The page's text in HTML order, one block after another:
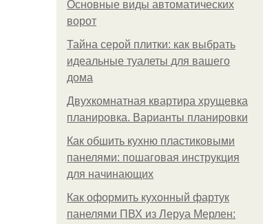
Основные виды автоматических
ворот
Тайна серой плитки: как выбрать
идеальные туалеты для вашего
дома
Двухкомнатная квартира хрущевка
планировка. Варианты планировки
Как обшить кухню пластиковыми
панелями: пошаговая инструкция
для начинающих
Как оформить кухонный фартук
панелями ПВХ из Леруа Мерлен: